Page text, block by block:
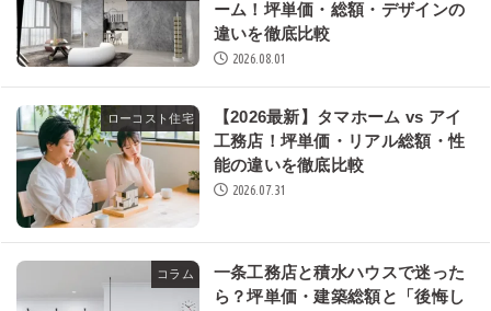
ーム！坪単価・総額・デザインの
違いを徹底比較
2026.08.01
ローコスト住宅
【2026最新】タマホーム vs アイ
工務店！坪単価・リアル総額・性
能の違いを徹底比較
2026.07.31
コラム
一条工務店と積水ハウスで迷った
ら？坪単価・建築総額と「後悔し